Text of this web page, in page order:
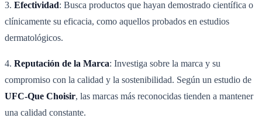
3. Efectividad: Busca productos que hayan demostrado científica o
clínicamente su eficacia, como aquellos probados en estudios
dermatológicos.
4. Reputación de la Marca: Investiga sobre la marca y su
compromiso con la calidad y la sostenibilidad. Según un estudio de
UFC-Que Choisir, las marcas más reconocidas tienden a mantener
una calidad constante.